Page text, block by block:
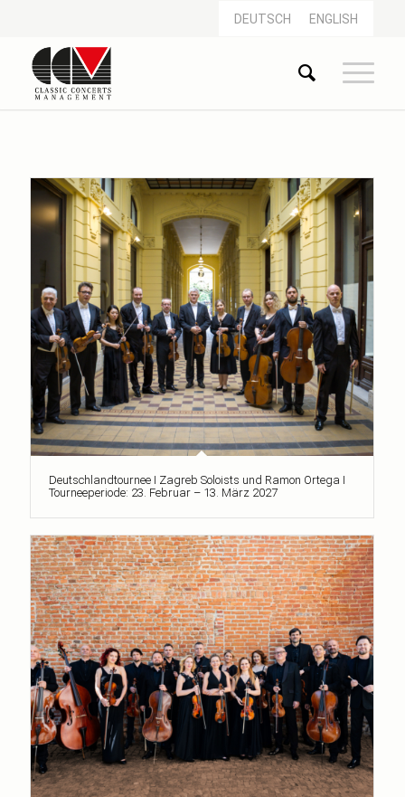
DEUTSCH ENGLISH
Deutschlandtournee I Zagreb Soloists und Ramon Ortega I
Tourneeperiode: 23. Februar – 13. März 2027